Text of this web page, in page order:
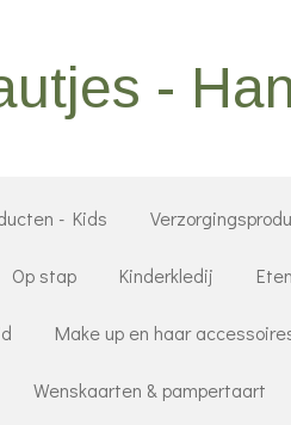
-
- Kids
Op stap Kinderkledij
Make up en haar
Wenskaarten & pampertaart